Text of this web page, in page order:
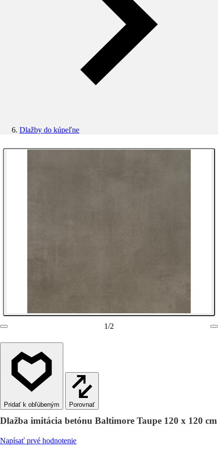
Dlažby do kúpeľne
1/2
Porovnať
Dlažba imitácia betónu Baltimore Taupe 120 x 120 cm
Napísať prvé hodnotenie